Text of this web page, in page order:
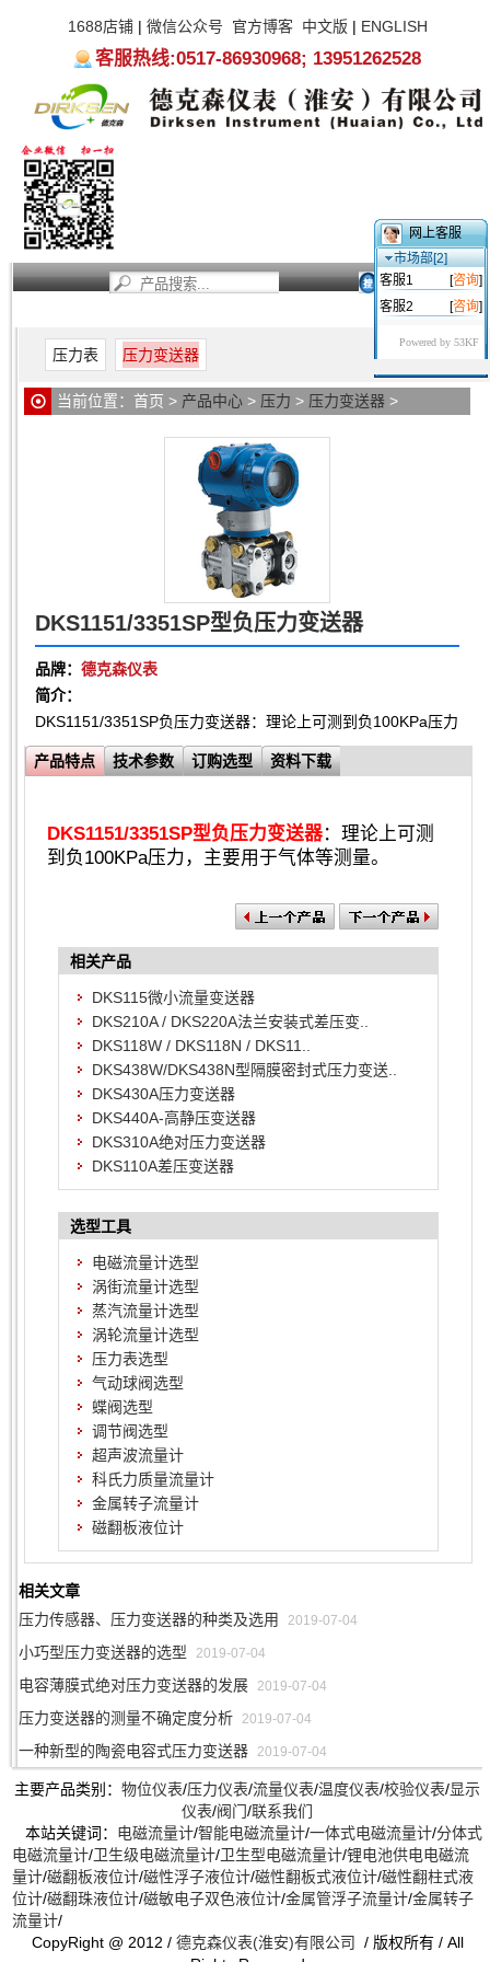
1688店铺| 微信公众号 官方博客 中文版 | ENGLISH
客服热线:0517-86930968; 13951262528
压力表 压力变送器
当前位置： 首页 > 产品中心 > 压力 > 压力变送器 >
DKS1151/3351SP型负压力变送器
品牌： 德克森仪表
简介：
DKS1151/3351SP负压力变送器：理论上可测到负100KPa压力，
产品特点 技术参数 订购选型 资料下载
DKS1151/3351SP型负压力变送器：理论上可测
到负100KPa压力，主要用于气体等测量。
相关产品
DKS115微小流量变送器
DKS210A / DKS220A法兰安装式差压变..
DKS118W / DKS118N / DKS11..
DKS438W/DKS438N型隔膜密封式压力变送..
DKS430A压力变送器
DKS440A-高静压变送器
DKS310A绝对压力变送器
DKS110A差压变送器
选型工具
电磁流量计选型
涡街流量计选型
蒸汽流量计选型
涡轮流量计选型
压力表选型
气动球阀选型
蝶阀选型
调节阀选型
超声波流量计
科氏力质量流量计
金属转子流量计
磁翻板液位计
相关文章
压力传感器、压力变送器的种类及选用
2019-07-04
小巧型压力变送器的选型 2019-07-04
电容薄膜式绝对压力变送器的发展 2019-07-04
压力变送器的测量不确定度分析 2019-07-04
一种新型的陶瓷电容式压力变送器 2019-07-04
主要产品类别： 物位仪表/压力仪表/流量仪表/温度仪表/校验仪表/显示
仪表/阀门/联系我们
本站关键词： 电磁流量计/智能电磁流量计/一体式电磁流量计/分体式
电磁流量计/卫生级电磁流量计/卫生型电磁流量计/锂电池供电电磁流
量计/磁翻板液位计/磁性浮子液位计/磁性翻板式液位计/磁性翻柱式液
位计/磁翻珠液位计/磁敏电子双色液位计/金属管浮子流量计/金属转子
流量计/
CopyRight @ 2012 / 德克森仪表(淮安)有限公司 / 版权所有 / All
网上客服
市场部[2]
客服1
[咨询]
客服2
[咨询]
Powered by 53KF